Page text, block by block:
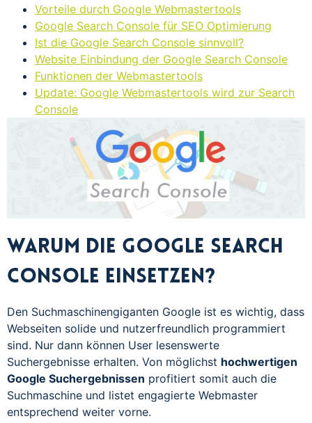
Vorteile durch Google Webmastertools
Google Search Console für SEO Optimierung
Ist die Google Search Console sinnvoll?
Website Einbindung der Google Search Console
Funktionen der Webmastertools
Update: Google Webmastertools wird zur Search
Console
Warum die Google Search
Console einsetzen?
Den Suchmaschinengiganten Google ist es wichtig, dass
Webseiten solide und nutzerfreundlich programmiert
sind. Nur dann können User lesenswerte
Suchergebnisse erhalten. Von möglichst hochwertigen
Google Suchergebnissen profitiert somit auch die
Suchmaschine und listet engagierte Webmaster
entsprechend weiter vorne.